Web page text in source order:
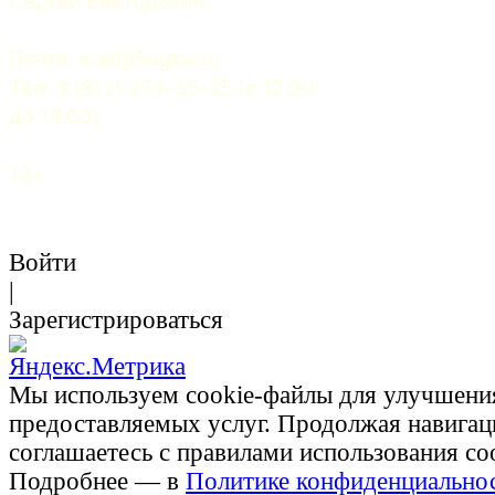
Почта: mail@5uglov.ru
Тел. 8 (812) 274-35-25 (c 12.00
до 18.00)
12+
Войти
|
Зарегистрироваться
Мы используем cookie-файлы для
предоставляемых услуг. Продолжая
соглашаетесь с правилами использования
Подробнее — в Политике